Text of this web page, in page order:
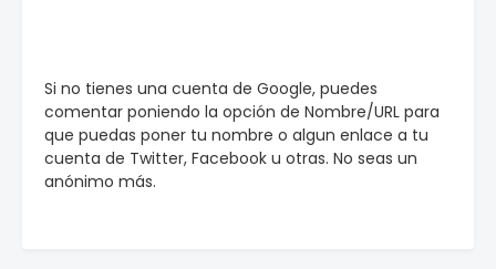
Si no tienes una cuenta de Google, puedes
comentar poniendo la opción de Nombre/URL para
que puedas poner tu nombre o algun enlace a tu
cuenta de Twitter, Facebook u otras. No seas un
anónimo más.